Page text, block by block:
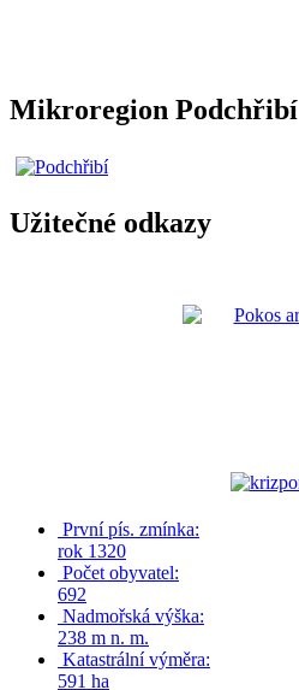
Mikroregion Podchřibí
Užitečné odkazy
První pís. zmínka:
rok 1320
Počet obyvatel:
692
Nadmořská výška:
238 m n. m.
Katastrální výměra:
591 ha